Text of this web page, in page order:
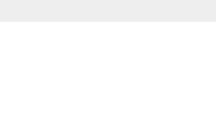
用户作品